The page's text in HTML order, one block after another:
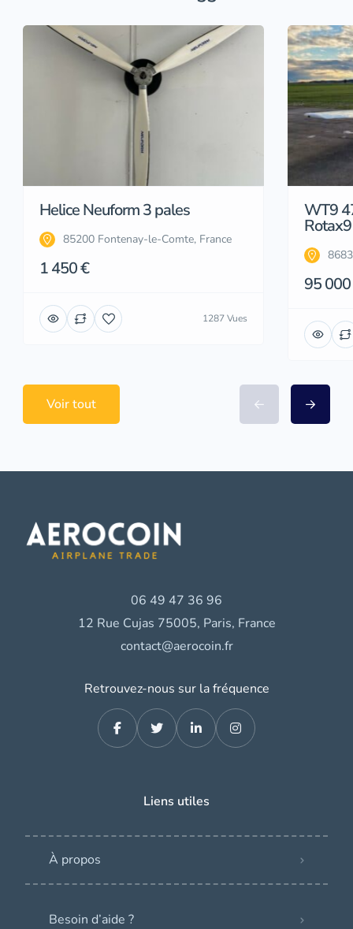
Helice Neuform 3 pales
85200 Fontenay-le-Comte, France
1 450 €
1287 Vues
WT9
95
Voir tout
06 49 47 36 96
12 Rue Cujas 75005, Paris, France
contact@aerocoin.fr
Retrouvez-nous sur la fréquence
Liens utiles
À propos
Besoin d’aide ?